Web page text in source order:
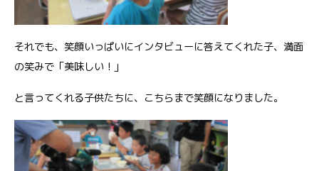
それでも、笑顔いっぱいにインタビューに答えてくれた子、満面
の笑みで「美味しい！」
と言ってくれる子供たちに、こちらまで笑顔になりました。